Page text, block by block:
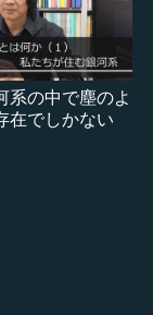
系の中で塵のよ
在でしかない